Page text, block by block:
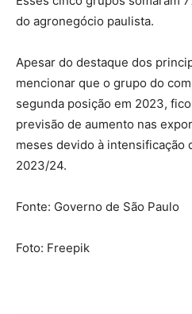
do agronegócio paulista.
Apesar do destaque dos
mencionar que o grupo do
segunda posição em 2023,
previsão de aumento nas
meses devido à intensificação
2023/24.
Fonte: Governo de São Paulo
Foto: Freepik